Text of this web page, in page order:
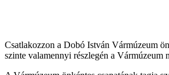
Csatlakozzon a Dobó István Vármúzeum
szinte valamennyi részlegén a Vármúzeum